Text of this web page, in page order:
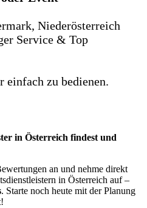
Niederösterreich
Service & Top
einfach zu bedienen.
in Österreich findest und
an und nehme direkt
in Österreich auf –
. Starte noch heute mit der Planung
!